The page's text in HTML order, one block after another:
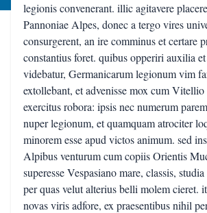
legionis convenerant. illic agitavere
Pannoniae Alpes, donec a tergo vires
consurgerent, an ire comminus et certare
constantius foret. quibus opperiri auxilia
videbatur, Germanicarum legionum vim
extollebant, et advenisse mox cum
exercitus robora: ipsis nec numerum
nuper legionum, et quamquam atrociter
minorem esse apud victos animum. sed
Alpibus venturum cum copiis Orientis
superesse Vespasiano mare, classis,
per quas velut alterius belli molem cieret.
novas viris adfore, ex praesentibus nihil